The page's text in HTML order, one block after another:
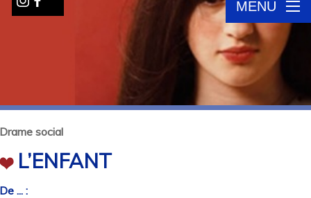
MENU
social
L’ENFANT
... :